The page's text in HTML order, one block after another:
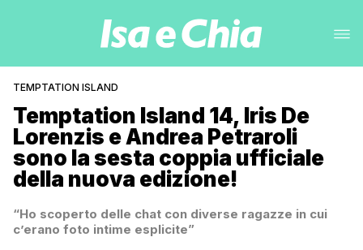
TEMPTATION ISLAND
Temptation Island 14, Iris De
Lorenzis e Andrea Petraroli
sono la sesta coppia ufficiale
della nuova edizione!
“Ho scoperto delle chat con diverse ragazze in cui
c’erano foto intime esplicite”